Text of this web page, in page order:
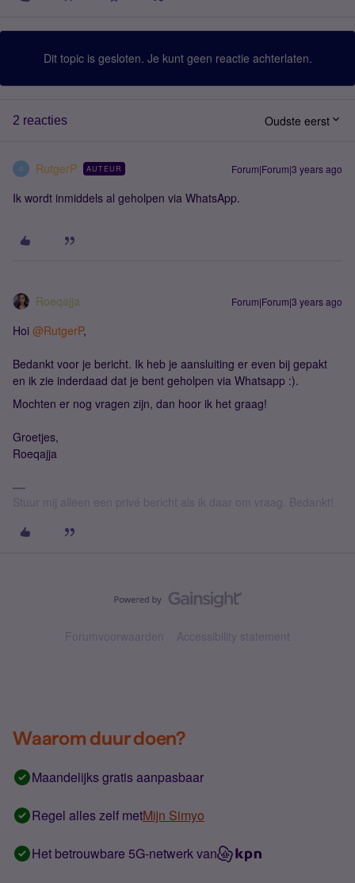
Dit topic is gesloten. Je kunt geen reactie achterlaten.
2 reacties Oudste eerst
R RutgerP AUTEUR Forum|Forum|3 years ago
Ik wordt inmiddels al geholpen via WhatsApp.
Roeqajja Forum|Forum|3 years ago
Hoi @RutgerP,
Bedankt voor je bericht. Ik heb je aansluiting er even bij gepakt
en ik zie inderdaad dat je bent geholpen via Whatsapp :).
Mochten er nog vragen zijn, dan hoor ik het graag!
Groetjes,
Roeqajja
Stuur mij alleen een privé bericht als ik daar om vraag. Bedankt!
Forumvoorwaarden Accessibility statement
Waarom duur doen?
Maandelijks gratis aanpasbaar
Regel alles zelf metMijn Simyo
Het betrouwbare 5G-netwerk van